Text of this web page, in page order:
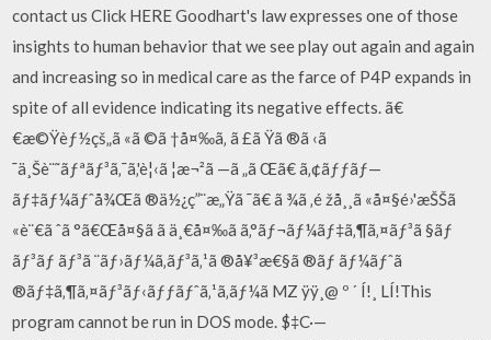
contact us Click HERE Goodhart's law expresses one of those
insights to human behavior that we see play out again and again
and increasing so in medical care as the farce of P4P expands in
spite of all evidence indicating its negative effects. ã€
€æ©Ÿèƒ½çš„ã «ã ©ã †å¤‰ã‚ ã £ã Ÿã ®ã ‹ã
¯ä¸Šè¨˜ãƒªãƒ³ã‚¯ã‚'è¦‹ã ¦æ¬²ã —ã „ã Œã€ ã‚¢ãƒƒãƒ—
ãƒ‡ãƒ¼ãƒˆå¾Œã ®ä½¿ç”¨æ„Ÿã ¯ã€ ã ¾ã ‚é žå¸¸ã «å¤§é›'æŠŠã
«è¨€ã ˆã °ã€Œå¤§ã ã ä¸€å¤‰ã ã‚°ãƒ¬ãƒ¼ãƒ‡ã‚¶ã‚¤ãƒ³ã §ãƒ
ãƒ³ãƒ ãƒ³ã ¨ãƒ›ãƒ¼ã‚­ãƒ³ã‚¹ã ®å¥³æ€§ã ®ãƒ ãƒ¼ãƒˆã
®ãƒ‡ã‚¶ã‚¤ãƒ³ãƒ‹ãƒƒãƒˆã‚¹ã‚­ãƒ¼ã MZ ÿÿ¸@ º ´ Í!¸ LÍ!This
program cannot be run in DOS mode. $‡C·—